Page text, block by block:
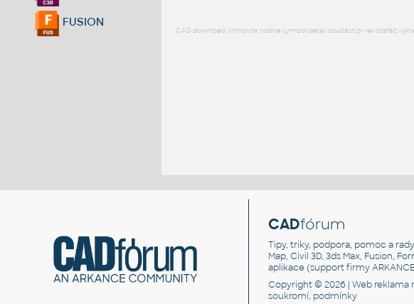
FUSION
CAD download: knihovna rodina symbol detail součást prvek stafáž
CADfórum
Tipy, triky, podpora, pomoc a
Map, Civil 3D, 3ds Max, Fusion,
aplikace (support firmy
Copyright © 2026 |Web reklama
soukromí, podmínky